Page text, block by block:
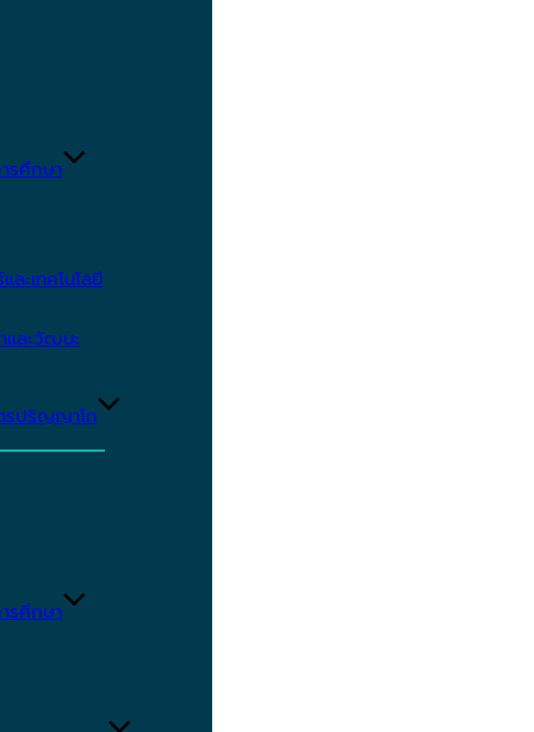
รศึกษา
ะเทคโนโลยี
และวัฒนะ
รปริญญาโท
รศึกษา